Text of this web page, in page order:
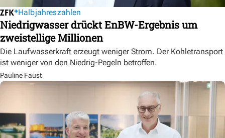
Halbjahreszahlen
Niedrigwasser drückt EnBW-Ergebnis um
zweistellige Millionen
Die Laufwasserkraft erzeugt weniger Strom. Der Kohletransport
ist weniger von den Niedrig-Pegeln betroffen.
Pauline Faust